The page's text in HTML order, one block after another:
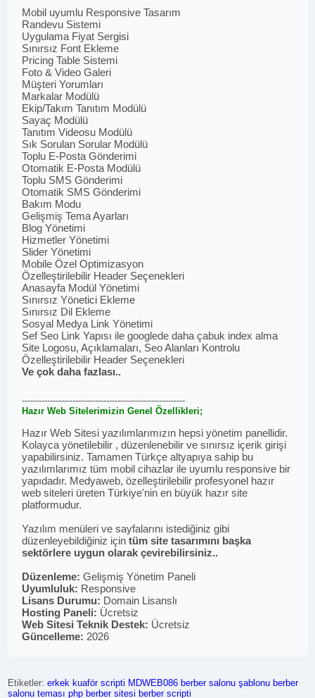
Mobil uyumlu Responsive Tasarım
Randevu Sistemi
Uygulama Fiyat Sergisi
Sınırsız Font Ekleme
Pricing Table Sistemi
Foto & Video Galeri
Müşteri Yorumları
Markalar Modülü
Ekip/Takım Tanıtım Modülü
Sayaç Modülü
Tanıtım Videosu Modülü
Sık Sorulan Sorular Modülü
Toplu E-Posta Gönderimi
Otomatik E-Posta Modülü
Toplu SMS Gönderimi
Otomatik SMS Gönderimi
Bakım Modu
Gelişmiş Tema Ayarları
Blog Yönetimi
Hizmetler Yönetimi
Slider Yönetimi
Mobile Özel Optimizasyon
Özelleştirilebilir Header Seçenekleri
Anasayfa Modül Yönetimi
Sınırsız Yönetici Ekleme
Sınırsız Dil Ekleme
Sosyal Medya Link Yönetimi
Sef Seo Link Yapısı ile googlede daha çabuk index alma
Site Logosu, Açıklamaları, Seo Alanları Kontrolu
Özelleştirilebilir Header Seçenekleri
Ve çok daha fazlası..
----------------------------------------------------------
Hazır Web Sitelerimizin Genel Özellikleri;
Hazır Web Sitesi yazılımlarımızın hepsi yönetim panellidir.
Kolayca yönetilebilir , düzenlenebilir ve sınırsız içerik girişi
yapabilirsiniz. Tamamen Türkçe altyapıya sahip bu
yazılımlarımız tüm mobil cihazlar ile uyumlu responsive bir
yapıdadır. Medyaweb, özelleştirilebilir profesyonel hazır
web siteleri üreten Türkiye'nin en büyük hazır site
platformudur.
Yazılım menüleri ve sayfalarını istediğiniz gibi
düzenleyebildiğiniz içintüm site tasarımını başka
sektörlere uygun olarak çevirebilirsiniz..
Düzenleme:Gelişmiş Yönetim Paneli
Uyumluluk: Responsive
Lisans Durumu: Domain Lisanslı
Hosting Paneli: Ücretsiz
Web Sitesi Teknik Destek: Ücretsiz
Güncelleme: 2026
Etiketler:erkek kuaför scripti MDWEB086 berber salonu şablonu berber
salonu teması php berber sitesi berber scripti